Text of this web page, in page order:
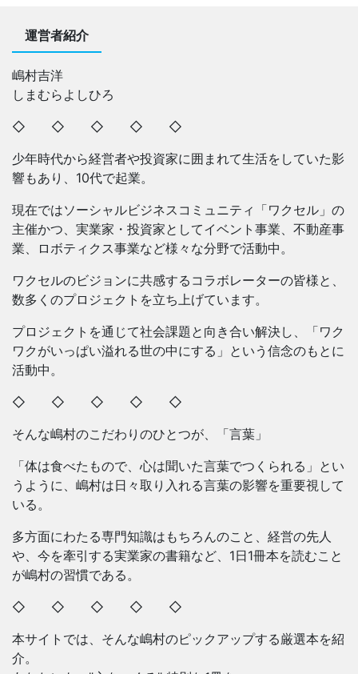
運営者紹介
嶋村吉洋
しまむらよしひろ
◇ ◇ ◇ ◇ ◇
少年時代から経営者や投資家に囲まれて生活をしていた影
響もあり、10代で起業。
現在ではソーシャルビジネスコミュニティ「ワクセル」の
主催かつ、実業家・投資家としてイベント事業、不動産事
業、ロボティクス事業など様々な分野で活動中。
ワクセルのビジョンに共感するコラボレーターの皆様と、
数多くのプロジェクトを立ち上げています。
プロジェクトを通じて社会課題と向き合い解決し、「ワク
ワクがいっぱい溢れる世の中にする」という信念のもとに
活動中。
◇ ◇ ◇ ◇ ◇
そんな嶋村のこだわりのひとつが、「言葉」
「体は食べたもので、心は聞いた言葉でつくられる」とい
うように、嶋村は日々取り入れる言葉の影響を重要視して
いる。
多方面にわたる専門知識はもちろんのこと、経営の先人
や、今を牽引する実業家の書籍など、1日1冊本を読むこと
が嶋村の習慣である。
◇ ◇ ◇ ◇ ◇
本サイトでは、そんな嶋村のピックアップする厳選本を紹
介。